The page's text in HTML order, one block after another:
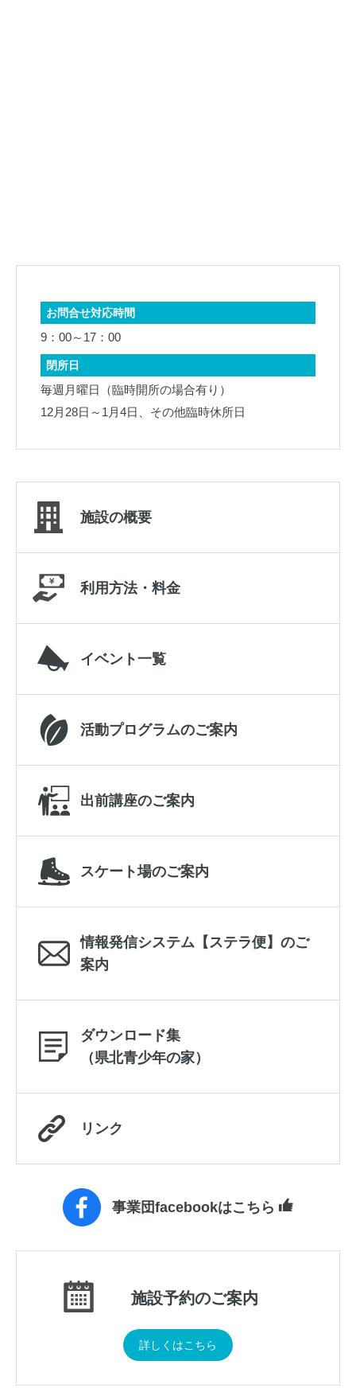
お問合せ対応時間
9：00～17：00
閉所日
毎週月曜日（臨時開所の場合有り）
12月28日～1月4日、その他臨時休所日
施設の概要
利用方法・料金
イベント一覧
活動プログラムのご案内
出前講座のご案内
スケート場のご案内
情報発信システム【ステラ便】のご
案内
ダウンロード集
（県北青少年の家）
リンク
事業団facebookはこちら
施設予約のご案内
詳しくはこちら